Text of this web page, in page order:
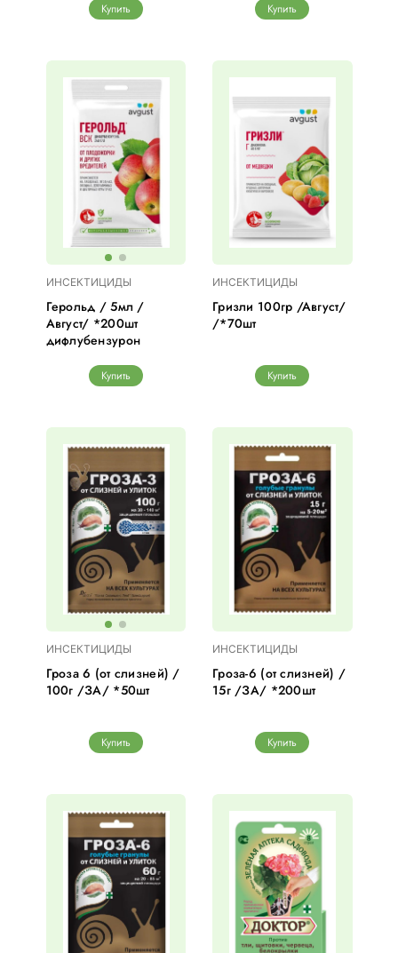
Купить Купить
ИНСЕКТИЦИДЫ
Герольд / 5мл /
Август/ *200шт
дифлубензурон
Купить
ИНСЕКТИЦИДЫ
Гризли 100гр /Август/
/*70шт
Купить
ИНСЕКТИЦИДЫ
Гроза 6 (от слизней) /
100г /ЗА/ *50шт
Купить
ИНСЕКТИЦИДЫ
Гроза-6 (от слизней) /
15г /ЗА/ *200шт
Купить